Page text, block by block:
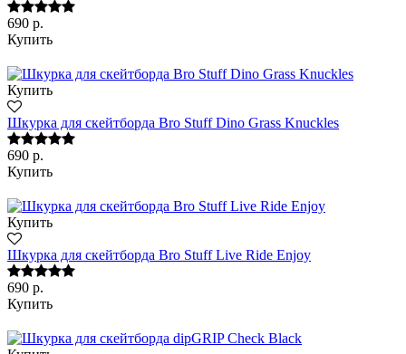
690 р.
Купить
Купить
Шкурка для скейтборда Bro Stuff Dino Grass Knuckles
690 р.
Купить
Купить
Шкурка для скейтборда Bro Stuff Live Ride Enjoy
690 р.
Купить